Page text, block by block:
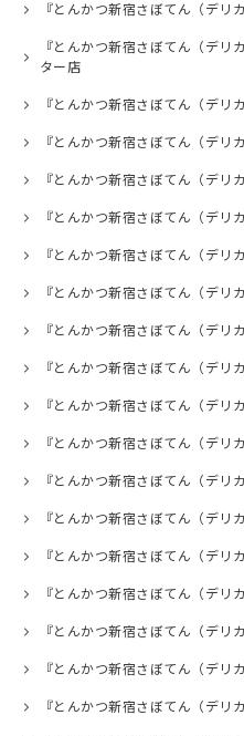
『とんかつ新宿さぼてん（デリ
『とんかつ新宿さぼてん（デリ
ター店
『とんかつ新宿さぼてん（デリ
『とんかつ新宿さぼてん（デリ
『とんかつ新宿さぼてん（デリ
『とんかつ新宿さぼてん（デリ
『とんかつ新宿さぼてん（デリ
『とんかつ新宿さぼてん（デリ
『とんかつ新宿さぼてん（デリ
『とんかつ新宿さぼてん（デリ
『とんかつ新宿さぼてん（デリ
『とんかつ新宿さぼてん（デリ
『とんかつ新宿さぼてん（デリ
『とんかつ新宿さぼてん（デリ
『とんかつ新宿さぼてん（デリ
『とんかつ新宿さぼてん（デリ
『とんかつ新宿さぼてん（デリ
『とんかつ新宿さぼてん（デリ
『とんかつ新宿さぼてん（デリ